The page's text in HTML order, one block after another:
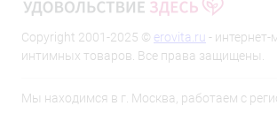
Copyright 2001-2025 © erovita.ru - интернет-
интимных товаров. Все права защищены.
Мы находимся в г. Москва, работаем с